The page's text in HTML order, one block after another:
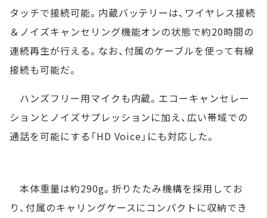
タッチで接続可能。内蔵バッテリーは、ワイヤレス接続
＆ノイズキャンセリング機能オンの状態で約20時間の
連続再生が行える。なお、付属のケーブルを使って有線
接続も可能だ。
ハンズフリー用マイクも内蔵。エコーキャンセレー
ションとノイズサプレッションに加え、広い帯域での
通話を可能にする「HD Voice」にも対応した。
本体重量は約290g。折りたたみ機構を採用してお
り、付属のキャリングケースにコンパクトに収納でき